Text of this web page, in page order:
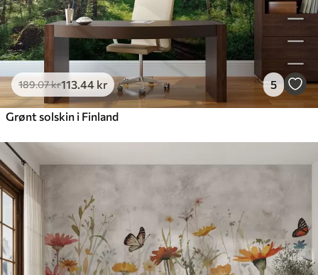
189.07kr113 .44 kr 5
Grønt solskin i Finland